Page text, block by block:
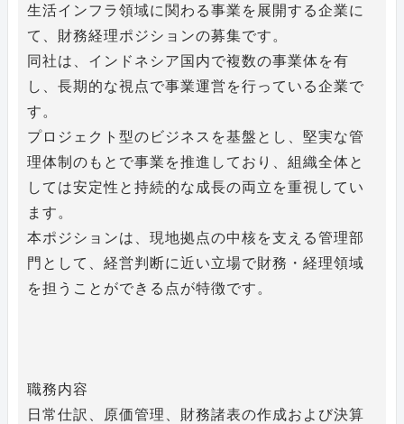
生活インフラ領域に関わる事業を展開する企業に
て、財務経理ポジションの募集です。
同社は、インドネシア国内で複数の事業体を有
し、長期的な視点で事業運営を行っている企業で
す。
プロジェクト型のビジネスを基盤とし、堅実な管
理体制のもとで事業を推進しており、組織全体と
しては安定性と持続的な成長の両立を重視してい
ます。
本ポジションは、現地拠点の中核を支える管理部
門として、経営判断に近い立場で財務・経理領域
を担うことができる点が特徴です。
職務内容
日常仕訳、原価管理、財務諸表の作成および決算